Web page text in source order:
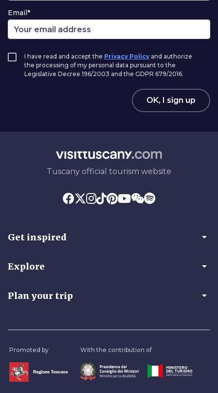
Email*
I have read and accept the Privacy Policy and authorize
the processing of my personal data pursuant to the
Legislative Decree 196/2003 and the GDPR 679/2016.
OK, I sign up
Tuscany official tourism website
Get inspired arrow_drop_down
Explore arrow_drop_down
Plan your trip arrow_drop_down
Promoted by With the contribution of